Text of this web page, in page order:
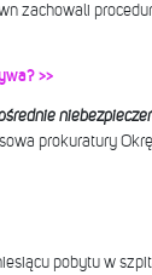
zachowali
>>
prokuratury
pobytu w